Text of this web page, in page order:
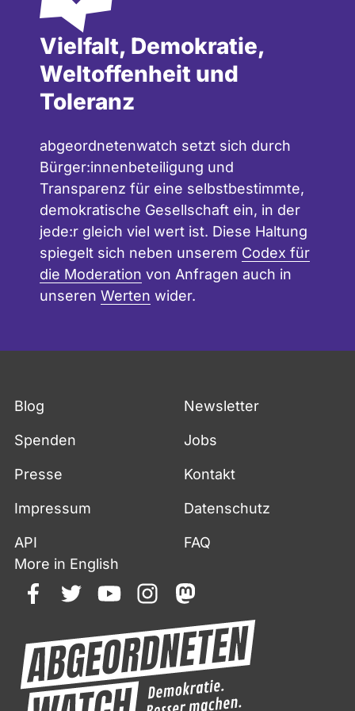
Vielfalt, Demokratie,
Weltoffenheit und
Toleranz
abgeordnetenwatch setzt sich durch
Bürger:innenbeteiligung und
Transparenz für eine selbstbestimmte,
demokratische Gesellschaft ein, in der
jede:r gleich viel wert ist. Diese Haltung
spiegelt sich neben unserem Codex für
die Moderation von Anfragen auch in
unseren Werten wider.
Blog Newsletter
Spenden Jobs
Presse Kontakt
Impressum Datenschutz
API
FAQ
More in English
facebooktwitteryoutubeinstagrammastodon